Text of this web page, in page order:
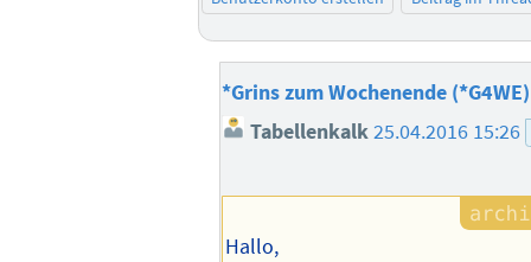
*Grins zum Wochenende (*G4WE)
Tabellenkalk 25.04.2016 15:26
Hallo,